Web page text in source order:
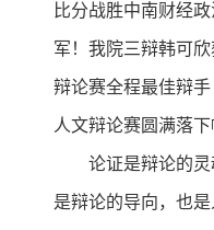
比分战胜中南财经
军！我院三辩韩可
辩论赛全程最佳辩
人文辩论赛圆满落下
论证是辩论的
是辩论的导向，也